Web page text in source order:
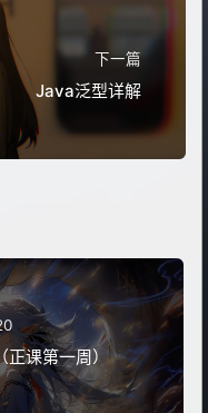
下一篇
Java泛型详解
课第一周）